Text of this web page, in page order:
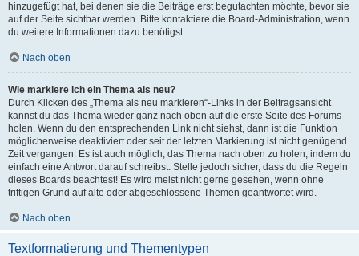
hinzugefügt hat, bei denen sie die Beiträge erst begutachten möchte, bevor sie
auf der Seite sichtbar werden. Bitte kontaktiere die Board-Administration, wenn
du weitere Informationen dazu benötigst.
Nach oben
Wie markiere ich ein Thema als neu?
Durch Klicken des „Thema als neu markieren“-Links in der Beitragsansicht
kannst du das Thema wieder ganz nach oben auf die erste Seite des Forums
holen. Wenn du den entsprechenden Link nicht siehst, dann ist die Funktion
möglicherweise deaktiviert oder seit der letzten Markierung ist nicht genügend
Zeit vergangen. Es ist auch möglich, das Thema nach oben zu holen, indem du
einfach eine Antwort darauf schreibst. Stelle jedoch sicher, dass du die Regeln
dieses Boards beachtest! Es wird meist nicht gerne gesehen, wenn ohne
triftigen Grund auf alte oder abgeschlossene Themen geantwortet wird.
Nach oben
Textformatierung und Thementypen